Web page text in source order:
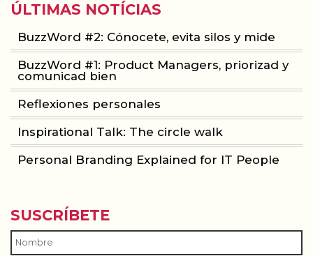
ÚLTIMAS NOTÍCIAS
BuzzWord #2: Cónocete, evita silos y mide
BuzzWord #1: Product Managers, priorizad y
comunicad bien
Reflexiones personales
Inspirational Talk: The circle walk
Personal Branding Explained for IT People
SUSCRÍBETE